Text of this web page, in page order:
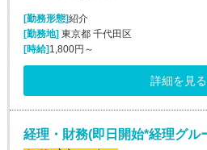
[勤務形態]紹介
[勤務地]東京都 千代田区
[時給]1,800円～
詳細を見る